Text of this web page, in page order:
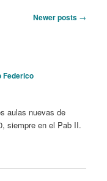
Newer posts →
Federico
aulas nuevas de
siempre en el Pab II.